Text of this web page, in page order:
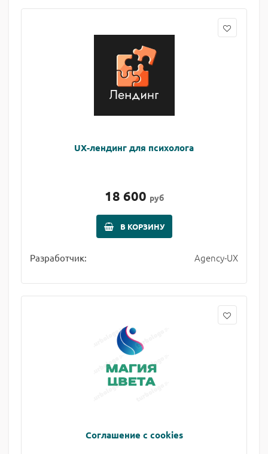
UX-лендинг для психолога
18 600 руб
В КОРЗИНУ
Разработчик: Agency-UX
Соглашение с cookies